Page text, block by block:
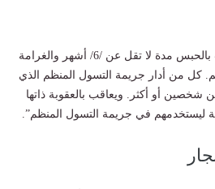
ونصت المادة على أنه “يعاقب بالحبس مدة لا تقل عن /6/ أشهر والغرامة
تقل عن /100,000/ درهم. كل من أدار جريمة التسول المنظم الذي
أو أكثر. ويعاقب بالعقوبة ذاتها
ليستخدمهم في جريمة التسول المنظم”.